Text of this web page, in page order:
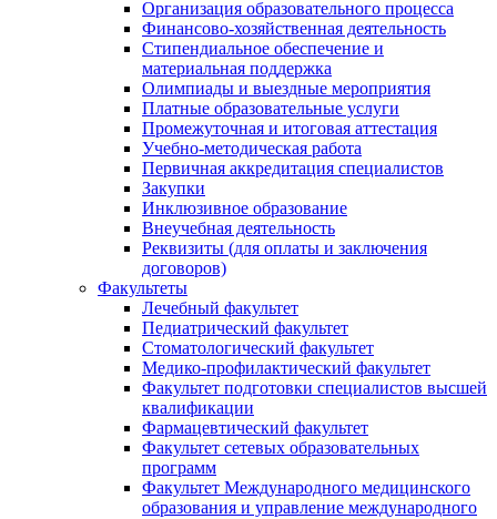
Организация образовательного процесса
Финансово-хозяйственная деятельность
Стипендиальное обеспечение и
материальная поддержка
Олимпиады и выездные мероприятия
Платные образовательные услуги
Промежуточная и итоговая аттестация
Учебно-методическая работа
Первичная аккредитация специалистов
Закупки
Инклюзивное образование
Внеучебная деятельность
Реквизиты (для оплаты и заключения
договоров)
Факультеты
Лечебный факультет
Педиатрический факультет
Стоматологический факультет
Медико-профилактический факультет
Факультет подготовки специалистов высшей
квалификации
Фармацевтический факультет
Факультет сетевых образовательных
программ
Факультет Международного медицинского
образования и управление международного